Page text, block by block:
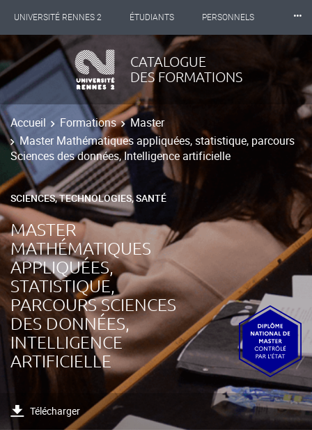
UNIVERSITÉ RENNES 2 ÉTUDIANTS PERSONNELS
INTERNATIONAL PROFESSIONNELS
LES NOUVELLES DE RENNES 2
⸱⸱⸱
CATALOGUE
DES FORMATIONS
Accueil Formations
Master
Master Mathématiques appliquées, statistique, parcours
Sciences des données, Intelligence artificielle
SCIENCES, TECHNOLOGIES, SANTÉ
MASTER
MATHÉMATIQUES
APPLIQUÉES,
STATISTIQUE,
PARCOURS SCIENCES
DES DONNÉES,
INTELLIGENCE
ARTIFICIELLE
Télécharger